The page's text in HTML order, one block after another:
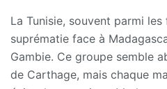
La Tunisie, souvent parmi
suprématie face à
Gambie. Ce groupe semble
de Carthage, mais chaque